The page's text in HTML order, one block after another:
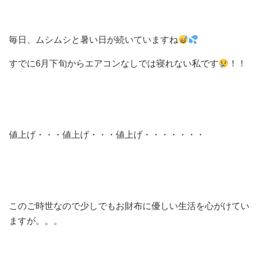
毎日、ムシムシと暑い日が続いていますね
すでに6月下旬からエアコンなしでは寝れない私です ！！
値上げ・・・値上げ・・・値上げ・・・・・・・
このご時世なので少しでもお財布に優しい生活を心がけてい
ますが。。。